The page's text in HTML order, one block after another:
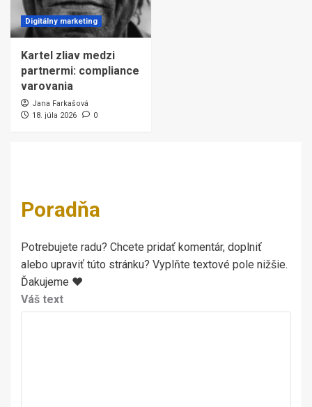
Digitálny marketing
Kartel zliav medzi
partnermi: compliance
varovania
Jana Farkašová
18. júla 2026
0
Poradňa
Potrebujete radu? Chcete pridať komentár, doplniť
alebo upraviť túto stránku? Vyplňte textové pole nižšie.
Ďakujeme ♥
Váš text